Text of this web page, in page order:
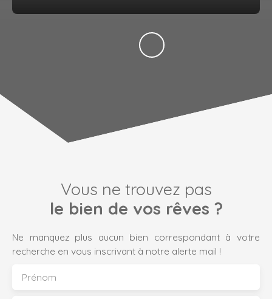
Vous ne trouvez pas
le bien de vos rêves ?
Ne manquez plus aucun bien correspondant à votre
recherche en vous inscrivant à notre alerte mail !
Prénom